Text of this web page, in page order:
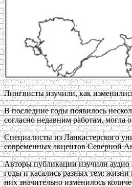
Лингвисты изучили, как
В последние годы появилось
согласно недавним работам, могла
Специалисты из Ланкастерского
современных акцентов Северной
Авторы публикации изучили аудио
годы и касались разных тем:
них значительно изменилось